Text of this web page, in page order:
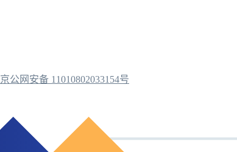
京公网安备 11010802033154号